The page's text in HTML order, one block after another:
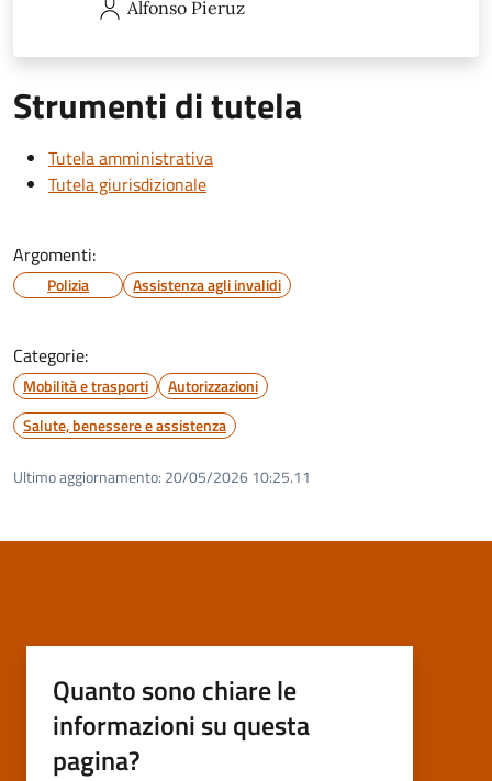
Alfonso Pieruz
Strumenti di tutela
Tutela amministrativa
Tutela giurisdizionale
Argomenti:
Polizia Assistenza agli invalidi
Categorie:
Mobilità e trasporti
Autorizzazioni
Salute, benessere e assistenza
Ultimo aggiornamento: 20/05/2026 10:25.11
Quanto sono chiare le
informazioni su questa
pagina?